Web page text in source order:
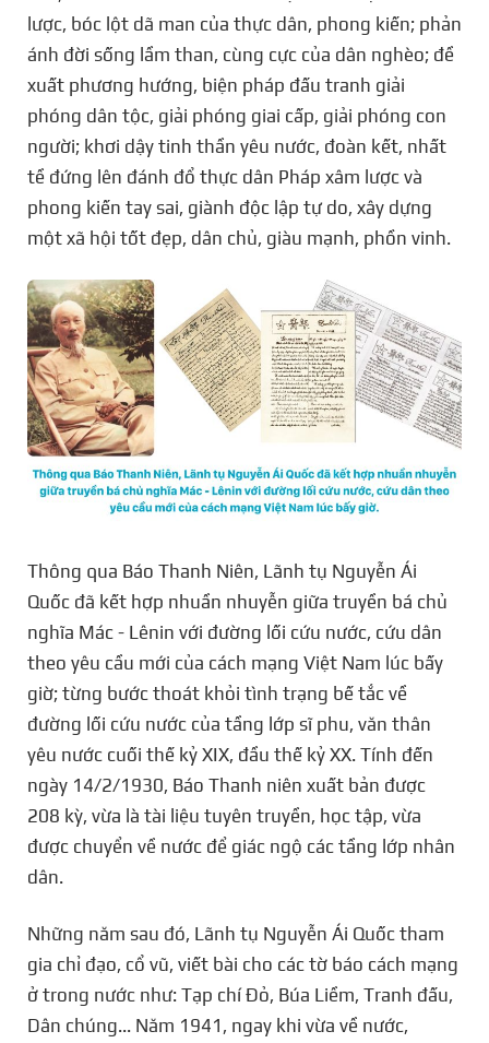
lược, bóc lột dã man của thực dân, phong kiến; phản
ánh đời sống lầm than, cùng cực của dân nghèo; đề
xuất phương hướng, biện pháp đấu tranh giải
phóng dân tộc, giải phóng giai cấp, giải phóng con
người; khơi dậy tinh thần yêu nước, đoàn kết, nhất
tề đứng lên đánh đổ thực dân Pháp xâm lược và
phong kiến tay sai, giành độc lập tự do, xây dựng
một xã hội tốt đẹp, dân chủ, giàu mạnh, phồn vinh.
Thông qua Báo Thanh Niên, Lãnh tụ Nguyễn Ái
Quốc đã kết hợp nhuần nhuyễn giữa truyền bá chủ
nghĩa Mác - Lênin với đường lối cứu nước, cứu dân
theo yêu cầu mới của cách mạng Việt Nam lúc bấy
giờ; từng bước thoát khỏi tình trạng bế tắc về
đường lối cứu nước của tầng lớp sĩ phu, văn thân
yêu nước cuối thế kỷ XIX, đầu thế kỷ XX. Tính đến
ngày 14/2/1930, Báo Thanh niên xuất bản được
208 kỳ, vừa là tài liệu tuyên truyền, học tập, vừa
được chuyển về nước để giác ngộ các tầng lớp nhân
dân.
Những năm sau đó, Lãnh tụ Nguyễn Ái Quốc tham
gia chỉ đạo, cổ vũ, viết bài cho các tờ báo cách mạng
ở trong nước như: Tạp chí Đỏ, Búa Liềm, Tranh đấu,
Dân chúng... Năm 1941, ngay khi vừa về nước,